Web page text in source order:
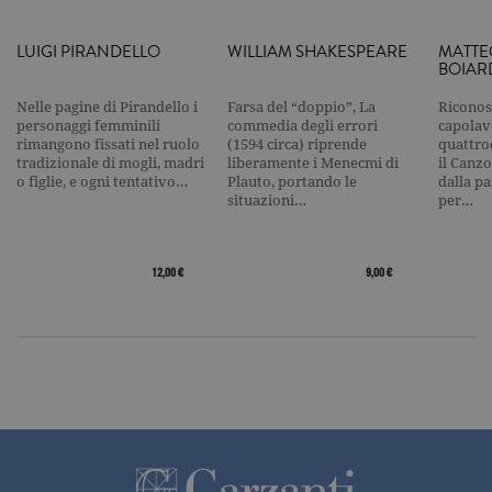
LUIGI PIRANDELLO
Nelle pagine di Pirandello i
personaggi femminili
rimangono fissati nel ruolo
tradizionale di mogli, madri
o figlie, e ogni tentativo…
12,00 €
WILLIAM SHAKESPEARE
Farsa del “doppio”, La
commedia degli errori
(1594 circa) riprende
liberamente i Menecmi di
Plauto, portando le
situazioni…
9,00 €
il
dalla
per…
pattern sul
nome
numero
univoco
del sito
cui si
una
del cookie
che viene
utilizzato
Analytics,